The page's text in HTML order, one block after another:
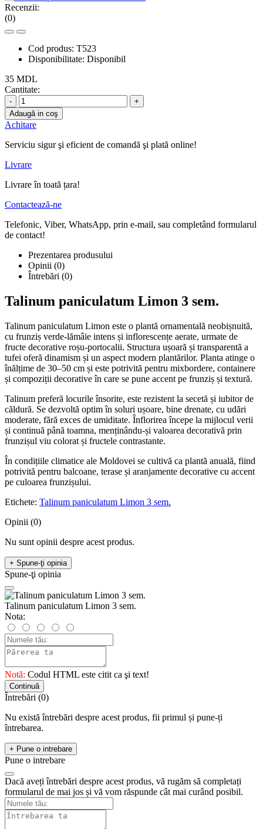
Recenzii:
(0)
Cod produs: T523
Disponibilitate: Disponibil
35 MDL
Cantitate:
-
+
Adaugă in coş
Achitare
Serviciu sigur şi eficient de comandă şi plată online!
Livrare
Livrare în toată țara!
Contactează-ne
Telefonic, Viber, WhatsApp, prin e-mail, sau completând formularul
de contact!
Prezentarea produsului
Opinii (0)
Întrebări (0)
Talinum paniculatum Limon 3 sem.
Talinum paniculatum Limon este o plantă ornamentală neobișnuită,
cu frunziș verde-lămâie intens și inflorescențe aerate, urmate de
fructe decorative roșu-portocalii. Structura ușoară și transparentă a
tufei oferă dinamism și un aspect modern plantărilor. Planta atinge o
înălțime de 30–50 cm și este potrivită pentru mixbordere, containere
și compoziții decorative în care se pune accent pe frunziș și textură.
Talinum preferă locurile însorite, este rezistent la secetă și iubitor de
căldură. Se dezvoltă optim în soluri ușoare, bine drenate, cu udări
moderate, fără exces de umiditate. Înflorirea începe la mijlocul verii
și continuă până toamna, menținându-și valoarea decorativă prin
frunzișul viu colorat și fructele contrastante.
În condițiile climatice ale Moldovei se cultivă ca plantă anuală, fiind
potrivită pentru balcoane, terase și aranjamente decorative cu accent
pe culoarea frunzișului.
Etichete: Talinum paniculatum Limon 3 sem.
Opinii (0)
Nu sunt opinii despre acest produs.
+ Spune-ţi opinia
Spune-ţi opinia
Talinum paniculatum Limon 3 sem.
Nota:
Notă: Codul HTML este citit ca şi text!
Continuă
Întrebări (0)
Nu există întrebări despre acest produs, fii primul și pune-ți
întrebarea.
+ Pune o intrebare
Pune o intrebare
Dacă aveți întrebări despre acest produs, vă rugăm să completați
formularul de mai jos și vă vom răspunde cât mai curând posibil.